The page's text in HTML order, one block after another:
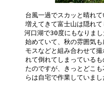
台風一過でスカッと晴れ
増えてきて富士山は隠れ
河口湖で30度にもなりま
始めていて、秋の雰囲気
モスなどと組み合わせて
れて倒れてしまっている
たのですが、きっとどこ